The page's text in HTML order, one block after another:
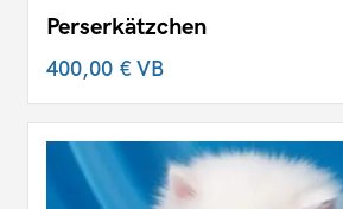
Perserkätzchen
400,00 €VB